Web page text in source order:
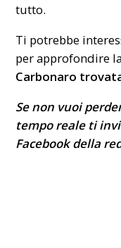
tutto.
Ti potrebbe
per approfondire
Carbonaro
Se non vuoi
tempo reale ti
Facebookdella